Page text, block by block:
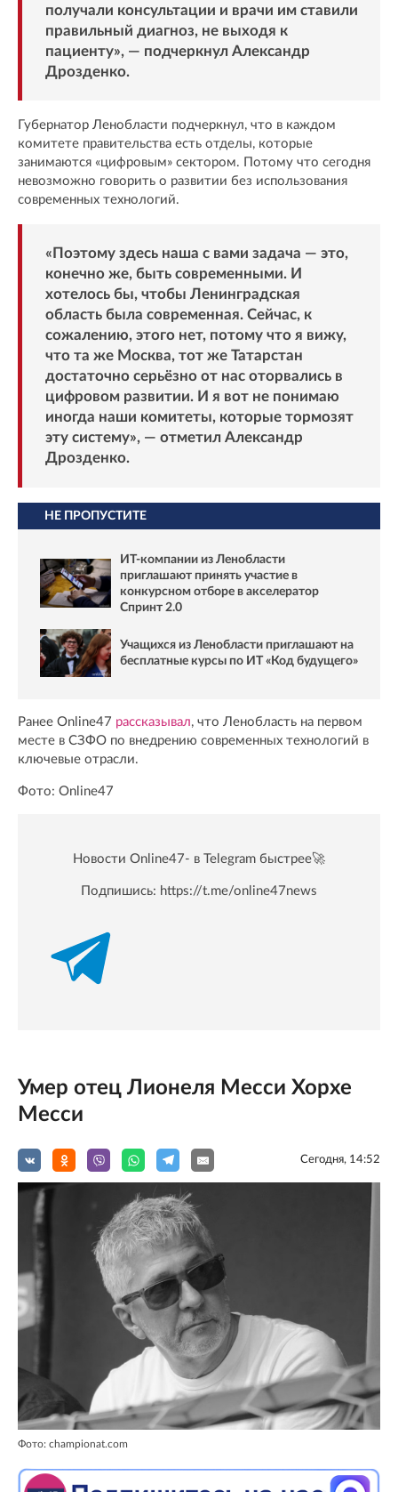
получали консультации и врачи им ставили
правильный диагноз, не выходя к
пациенту», — подчеркнул Александр
Дрозденко.
Губернатор Ленобласти подчеркнул, что в каждом
комитете правительства есть отделы, которые
занимаются «цифровым» сектором. Потому что сегодня
невозможно говорить о развитии без использования
современных технологий.
«Поэтому здесь наша с вами задача — это,
конечно же, быть современными. И
хотелось бы, чтобы Ленинградская
область была современная. Сейчас, к
сожалению, этого нет, потому что я вижу,
что та же Москва, тот же Татарстан
достаточно серьёзно от нас оторвались в
цифровом развитии. И я вот не понимаю
иногда наши комитеты, которые тормозят
эту систему», — отметил Александр
Дрозденко.
НЕ ПРОПУСТИТЕ
ИТ-компании из Ленобласти
приглашают принять участие в
конкурсном отборе в акселератор
Спринт 2.0
Учащихся из Ленобласти приглашают на
бесплатные курсы по ИТ «Код будущего»
Ранее Online47 рассказывал, что Ленобласть на первом
месте в СЗФО по внедрению современных технологий в
ключевые отрасли.
Фото: Online47
Новости Online47- в Telegram быстрее🚀
Подпишись: https://t.me/online47news
Умер отец Лионеля Месси Хорхе
Месси
Сегодня, 14:52
Фото: championat.com